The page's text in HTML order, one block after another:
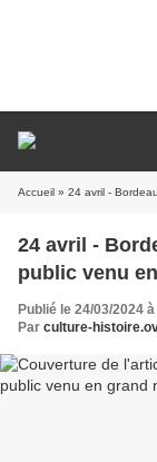
Accueil » 24 avril -
24 avril - Bordeaux Saintes... Bel accueil du
public venu
Publié le 24/03/2024
Par culture-